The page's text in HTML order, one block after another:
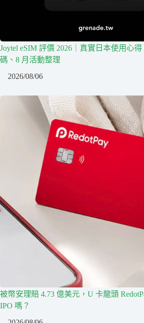
Joytel eSIM 評價 2026｜真實日本使用心
碼、8 月活動整理
2026/08/06
被幣安理賠 4.73 億美元，U 卡龍頭
IPO 嗎？